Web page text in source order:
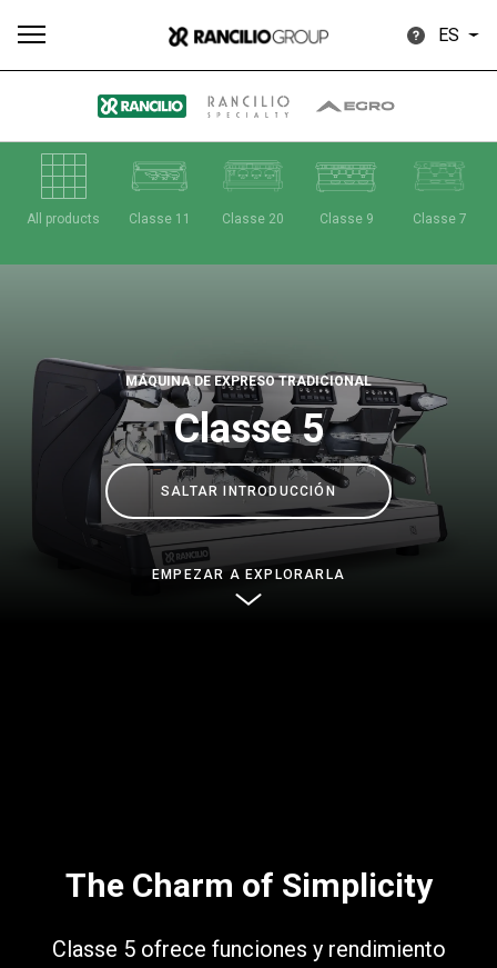
ES
All products Classe 11 Classe 20 Classe 9 Classe 7
MÁQUINA DE EXPRESO TRADICIONAL
Classe 5
SALTAR INTRODUCCIÓN
EMPEZAR A EXPLORARLA
The Charm of Simplicity
Classe 5 ofrece funciones y rendimiento
Todos Productos Noticias Descargar Más
Our brands
Group
Noticias